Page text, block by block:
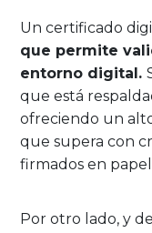
Un certificado
que permite
entorno digital.
que está
ofreciendo un
que supera con
firmados en
Por otro lado, y